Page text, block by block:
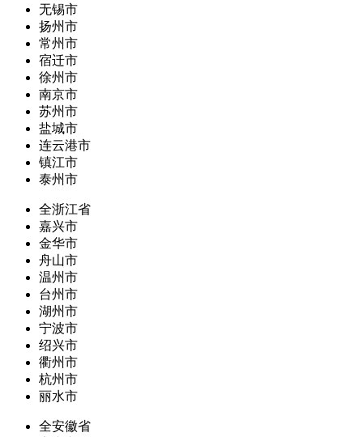
无锡市
扬州市
常州市
宿迁市
徐州市
南京市
苏州市
盐城市
连云港市
镇江市
泰州市
全浙江省
嘉兴市
金华市
舟山市
温州市
台州市
湖州市
宁波市
绍兴市
衢州市
杭州市
丽水市
全安徽省